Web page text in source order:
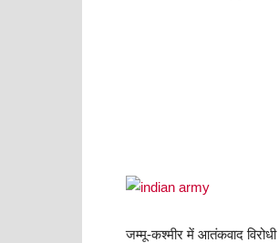
जम्मू-कश्मीर में आतंकवाद